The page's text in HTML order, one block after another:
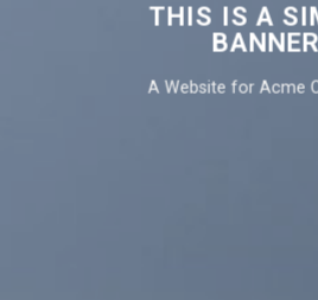
THIS IS A
BANNER
A Website for Acme